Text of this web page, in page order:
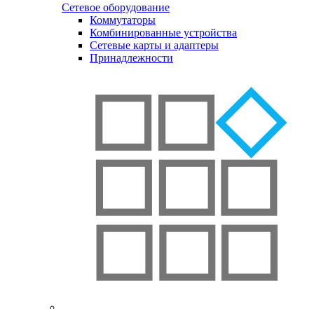
Сетевое оборудование
Коммутаторы
Комбинированные устройства
Сетевые карты и адаптеры
Принадлежности